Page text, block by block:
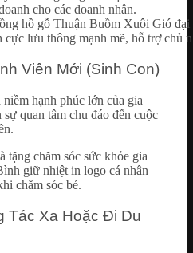
hồ gỗ Thuận Buồm Xuôi Gió
cực lưu thông mạnh mẽ, hỗ trợ chủ
Viên Mới (Sinh Con)
hạnh phúc lớn của gia
quan tâm chu đáo đến cuộc
tặng chăm sóc sức khỏe gia
giữ nhiệt in logo cá nhân
chăm sóc bé.
Tác Xa Hoặc Đi Du